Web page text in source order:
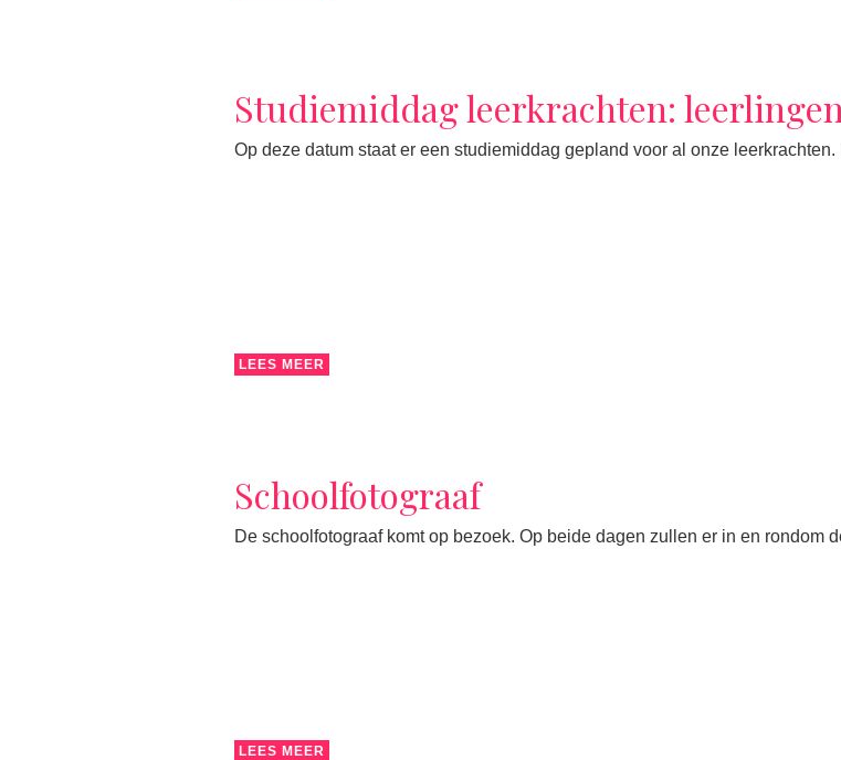
Studiemiddag leerkrachten:
Op deze datum staat er een studiemiddag gepland voor al onze
LEES MEER
Schoolfotograaf
De schoolfotograaf komt op bezoek. Op beide dagen zullen er in en rondom
LEES MEER